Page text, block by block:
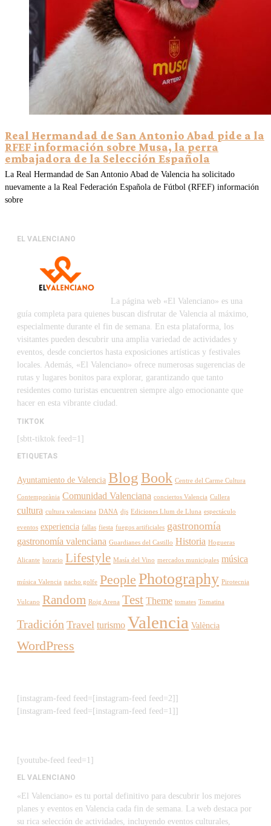
Real Hermandad de San Antonio Abad pide a la
RFEF información sobre Musa, la perra
embajadora de la Selección Española
La Real Hermandad de San Antonio Abad de Valencia ha solicitado
nuevamente a la Real Federación Española de Fútbol (RFEF) información
sobre
EL VALENCIANO
La página web «El Valenciano» es una
guía completa para quienes buscan disfrutar de Valencia al máximo,
especialmente durante el fin de semana. En esta plataforma, los
visitantes pueden descubrir una amplia variedad de actividades y
eventos, desde conciertos hasta exposiciones artísticas y festivales
locales. Además, «El Valenciano» ofrece numerosas sugerencias de
rutas y lugares bonitos para explorar, garantizando que tanto
residentes como turistas encuentren siempre algo emocionante que
hacer en esta vibrante ciudad.
TIKTOK
[sbtt-tiktok feed=1]
ETIQUETAS
Ayuntamiento de Valencia BlogBook Centre del Carme Cultura
Contemporània Comunidad Valenciana conciertos Valencia Cullera
cultura cultura valenciana DANA djs Ediciones Llum de Lluna espectáculo
eventos experiencia fallas fiesta fuegos artificiales gastronomía
gastronomía valenciana Guardianes del Castillo Historia Hogueras
Alicante horario Lifestyle Masía del Vino mercados municipales música
música Valencia nacho golfe People Photography Pirotecnia
Vulcano Random Roig Arena Test Theme tomates Tomatina
Tradición Travel turismo Valencia València
WordPress
[instagram-feed feed=[instagram-feed feed=2]]
[instagram-feed feed=[instagram-feed feed=1]]
[youtube-feed feed=1]
EL VALENCIANO
«El Valenciano» es tu portal definitivo para descubrir los mejores
planes y eventos en Valencia cada fin de semana. La web destaca por
su rica selección de actividades, incluyendo eventos culturales,